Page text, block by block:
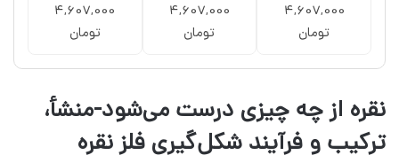
4,607,000
تومان
4,607,000
تومان
4,607,000
تومان
نقره از چه چیزی درست می‌شود-منشأ،
ترکیب و فرآیند شکل‌گیری فلز نقره